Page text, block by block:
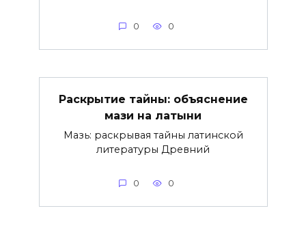
0 0
Раскрытие тайны: объяснение
мази на латыни
Мазь: раскрывая тайны латинской
литературы Древний
0 0